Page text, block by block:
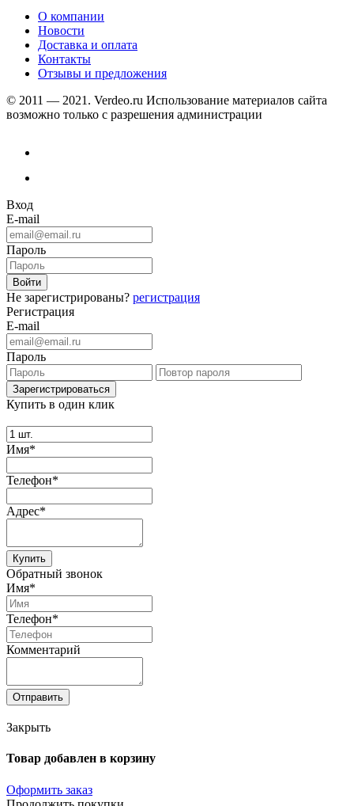
О компании
Новости
Доставка и оплата
Контакты
Отзывы и предложения
© 2011 — 2021. Verdeo.ru Использование материалов сайта
возможно только с разрешения администрации
Вход
E-mail
Пароль
Не зарегистрированы? регистрация
Регистрация
E-mail
Пароль
Купить в один клик
Имя*
Телефон*
Адрес*
Купить
Обратный звонок
Имя*
Телефон*
Комментарий
Отправить
Закрыть
Товар добавлен в корзину
Оформить заказ